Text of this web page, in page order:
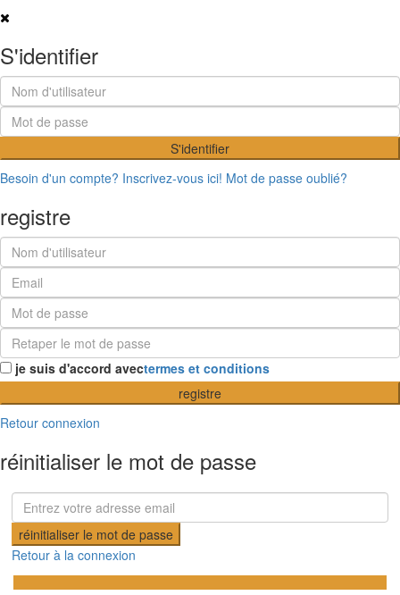
S'identifier
S'identifier
Besoin d'un compte? Inscrivez-vous ici! Mot de passe oublié?
registre
je suis d'accord avectermes et conditions
registre
Retour connexion
réinitialiser le mot de passe
réinitialiser le mot de passe
Retour à la connexion